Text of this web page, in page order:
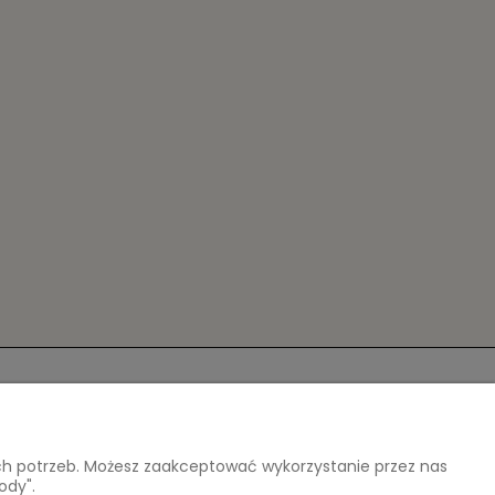
Odcienie pomarańczowego, Odcienie
Kontakt i dane firmy
Możesz zaakceptować wykorzystanie przez nas